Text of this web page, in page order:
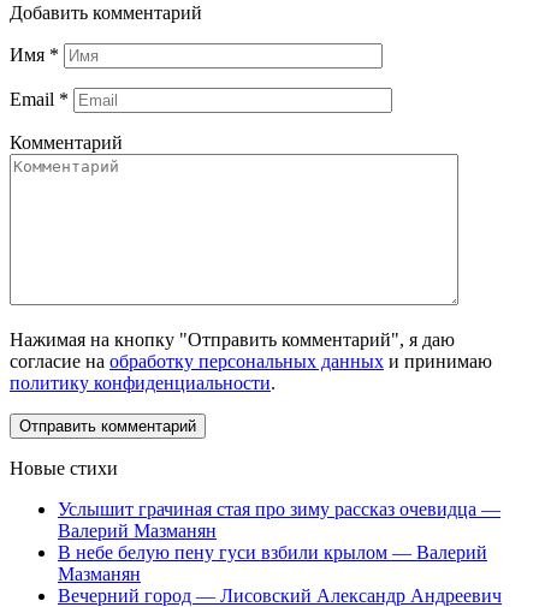
Добавить комментарий
Имя *
Email *
Комментарий
Нажимая на кнопку "Отправить комментарий", я даю
согласие на обработку персональных данных и принимаю
политику конфиденциальности.
Новые стихи
Услышит грачиная стая про зиму рассказ очевидца —
Валерий Мазманян
В небе белую пену гуси взбили крылом — Валерий
Мазманян
Вечерний город — Лисовский Александр Андреевич